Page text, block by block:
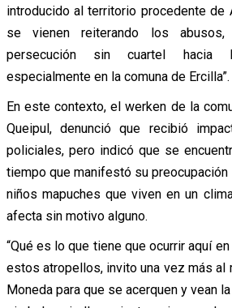
introducido al territorio procedente de
se vienen reiterando los
persecución sin cuartel hacia
especialmente en la comuna de Ercilla”.
En este contexto, el werken de la
Queipul, denunció que recibió
policiales, pero indicó que se
tiempo que manifestó su
niños mapuches que viven en un
afecta sin motivo alguno.
“Qué es lo que tiene que ocurrir aquí
estos atropellos, invito una vez más al
Moneda para que se acerquen y vean